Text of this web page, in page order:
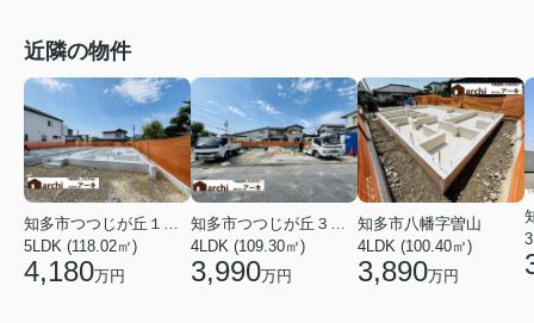
近隣の物件
知多市つつじが丘１丁目
5LDK (118.02㎡)
4,180万円
知多市つつじが丘３丁目
4LDK (109.30㎡)
3,990万円
知多市八幡字曽山
4LDK (100.40㎡)
3,890万円